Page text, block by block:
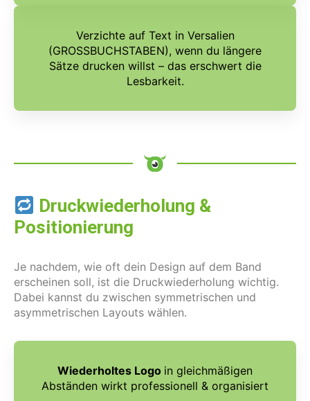
Verzichte auf Text in Versalien
(GROSSBUCHSTABEN), wenn du längere
Sätze drucken willst – das erschwert die
Lesbarkeit.
Druckwiederholung &
Positionierung
Je nachdem, wie oft dein Design auf dem Band
erscheinen soll, ist die Druckwiederholung wichtig.
Dabei kannst du zwischen symmetrischen und
asymmetrischen Layouts wählen.
Wiederholtes Logo in gleichmäßigen
Abständen wirkt professionell & organisiert